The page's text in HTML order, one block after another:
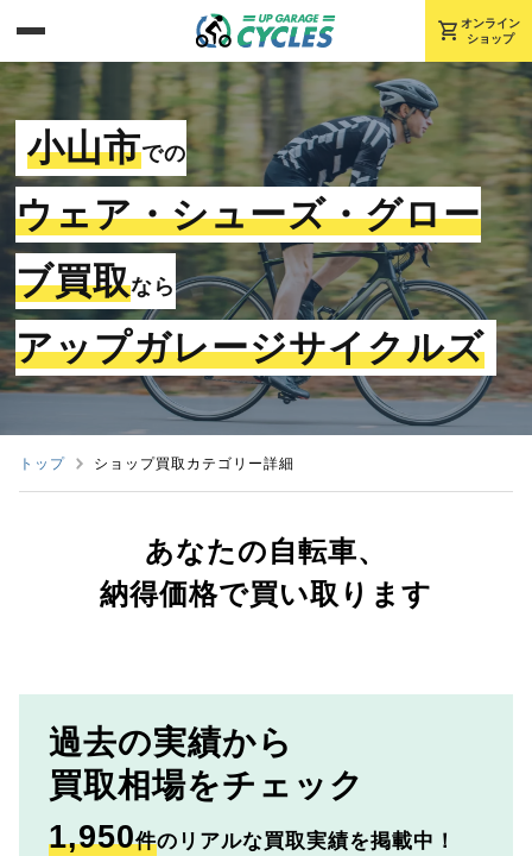
shopping_cart オンライン
ショップ
小山市での
ウェア・シューズ・グロー
ブ買取なら
アップガレージサイクルズ
トップ ショップ買取カテゴリー詳細
あなたの自転車、
納得価格で買い取ります
過去の実績から
買取相場をチェック
1,950件のリアルな買取実績を掲載中！